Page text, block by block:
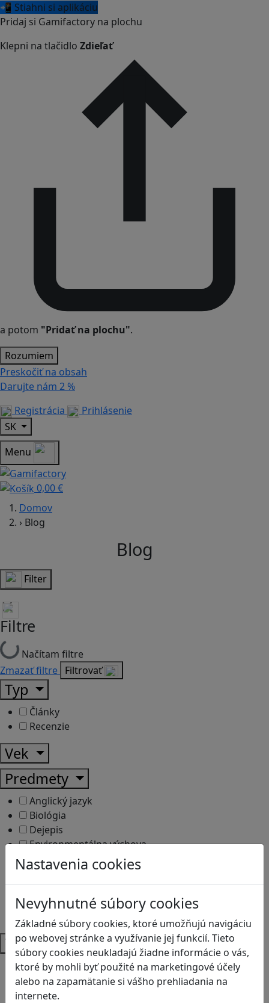
📲 Stiahni si aplikáciu
Pridaj si Gamifactory na plochu
Klepni na tlačidlo Zdieľať
a potom "Pridať na plochu".
Rozumiem
Preskočiť na obsah
Darujte nám 2 %
Registrácia
Prihlásenie
SK
Menu
0,00 €
Nastavenia cookies
Nevyhnutné súbory cookies
Základné súbory cookies, ktoré umožňujú navigáciu
po webovej stránke a využívanie jej funkcií. Tieto
súbory cookies neukladajú žiadne informácie o vás,
ktoré by mohli byť použité na marketingové účely
alebo na zapamätanie si vášho prehliadania na
internete.
Domov
› Blog
Blog
Filter
Filtre
Načítam filtre
Zmazať filtre Filtrovať
Typ
Články
Recenzie
Vek
Predmety
Anglický jazyk
Biológia
Dejepis
Environmentálna výchova
Etická výchova
Geografia
Matematika
Občianska náuka
Vlastiveda
Témy
Bezpečnosť na internete
Čítanie s porozumením
Digitálna rovnováha